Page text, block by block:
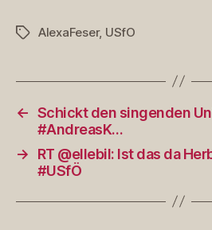
Schlagwörter
AlexaFeser, USfO
← Schickt den singenden
#AndreasK…
→
RT @ellebil: Ist das da
#USfÖ